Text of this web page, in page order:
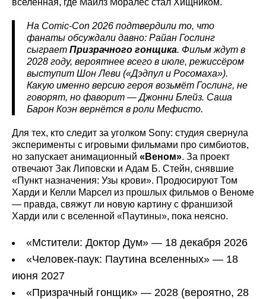
вселенная, где Майлз Моралес стал Хищником.
На Comic-Con 2026 подтвердили то, что
фанаты обсуждали давно: Райан Гослинг
сыграет Призрачного гонщика. Фильм ждут в
2028 году, вероятнее всего в июле, режиссёром
выступит Шон Леви («Дэдпул и Росомаха»).
Какую именно версию героя возьмёт Гослинг, не
говорят, но фаворит — Джонни Блейз. Саша
Барон Коэн вернётся в роли Мефисто.
Для тех, кто следит за уголком Sony: студия свернула
эксперименты с игровыми фильмами про симбиотов,
но запускает анимационный «Веном». За проект
отвечают Зак Липовски и Адам Б. Стейн, снявшие
«Пункт назначения: Узы крови». Продюсируют Том
Харди и Келли Марсел из прошлых фильмов о Веноме
— правда, свяжут ли новую картину с франшизой
Харди или с вселенной «Паутины», пока неясно.
«Мстители: Доктор Дум» — 18 декабря 2026
«Человек-паук: Паутина вселенных» — 18
июня 2027
«Призрачный гонщик» — 2028 (вероятно, 28